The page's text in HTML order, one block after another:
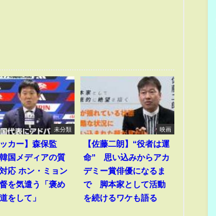
未分類
ッカー】森保監
国メディアの質
応 ホン・ミョン
を気遣う「褒め
をして」
映画
【佐藤二朗】“役者は運
命” 思い込みからアカ
デミー賞俳優になるま
で 脚本家として活動
を続けるワケも語る